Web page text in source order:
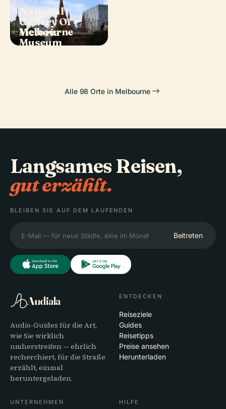
PLACE
National
Gallery Of
Victoria
PLACE
Melbourne
Museum
Alle 98 Orte in Melbourne
Langsames Reisen,
gut erzählt.
BLEIBEN SIE AUF DEM LAUFENDEN
Beitreten
Audiala
Audio-Guides für die Art,
wie Sie wirklich
umherstreifen — ehrlich
recherchiert, für die Straße
erzählt, einmal
heruntergeladen.
ENTDECKEN
Reiseziele
Guides
Reisetipps
Preise ansehen
Herunterladen
UNTERNEHMEN HILFE